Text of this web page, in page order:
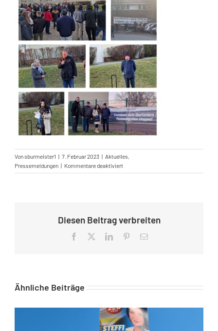
Vonsburmeister1 | 7. Februar 2023 | Aktuelles,
Pressemeldungen | Kommentare deaktiviertfür
+++Mahnwache:
in
Diesen Beitrag verbreiten
Facebook LinkedInPinterest
E-
Ähnliche Beiträge